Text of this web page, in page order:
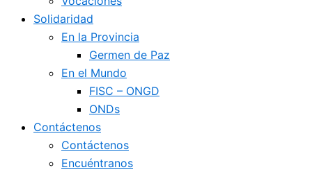
Solidaridad
En la Provincia
Germen de Paz
En el Mundo
FISC – ONGD
ONDs
Contáctenos
Contáctenos
Encuéntranos